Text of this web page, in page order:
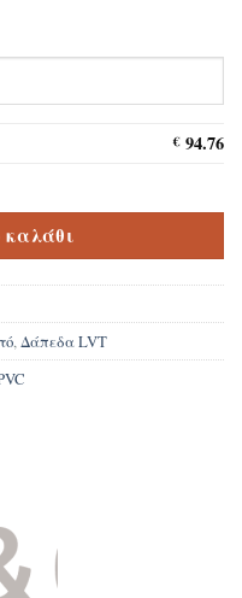
€94.76
X-Cellent 2,5mm κολλητό
, Δάπεδα LVT